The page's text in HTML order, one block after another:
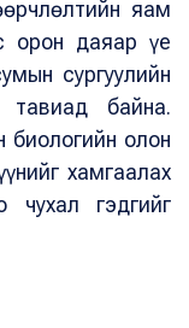
яам
орон даяар үе
сургуулийн
тавиад байна.
олон
хамгаалах
чухал гэдгийг